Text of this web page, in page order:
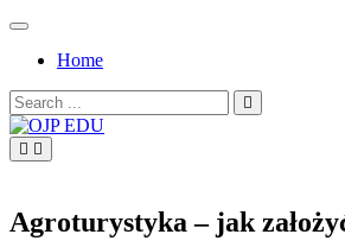
Skip
contentHome
Search
for:
Agroturystyka – jak